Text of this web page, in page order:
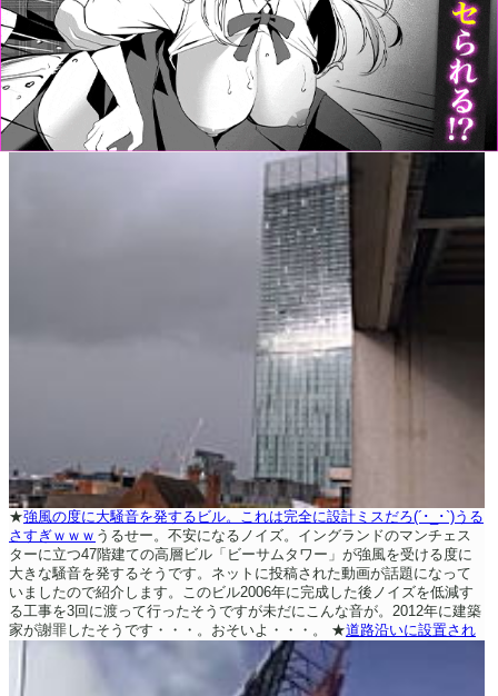
★強風の度に大騒音を発するビル。これは完全に設計ミスだろ(´･_･`)うる
さすぎｗｗｗ うるせー。不安になるノイズ。イングランドのマンチェス
ターに立つ47階建ての高層ビル「ビーサムタワー」が強風を受ける度に
大きな騒音を発するそうです。ネットに投稿された動画が話題になって
いましたので紹介します。このビル2006年に完成した後ノイズを低減す
る工事を3回に渡って行ったそうですが未だにこんな音が。2012年に建築
家が謝罪したそうです・・・。おそいよ・・・。
★道路沿いに設置され